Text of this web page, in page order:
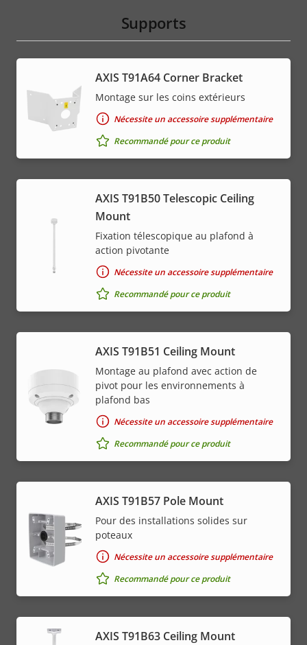
Supports
AXIS T91A64 Corner Bracket
Montage sur les coins extérieurs
Nécessite un accessoire supplémentaire
Recommandé pour ce produit
AXIS T91B50 Telescopic Ceiling
Mount
Fixation télescopique au plafond à
action pivotante
Nécessite un accessoire supplémentaire
Recommandé pour ce produit
AXIS T91B51 Ceiling Mount
Montage au plafond avec action de
pivot pour les environnements à
plafond bas
Nécessite un accessoire supplémentaire
Recommandé pour ce produit
AXIS T91B57 Pole Mount
Pour des installations solides sur
poteaux
Nécessite un accessoire supplémentaire
Recommandé pour ce produit
AXIS T91B63 Ceiling Mount